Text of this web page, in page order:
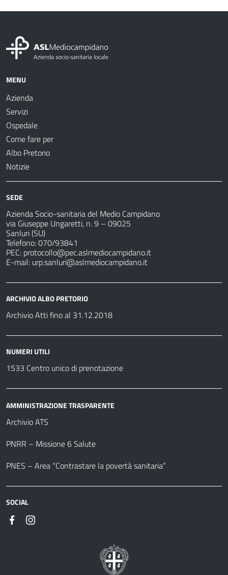
MENU
Azienda
Servizi
Ospedale
Come fare per
Albo Pretorio
Notizie
SEDE
Azienda Socio-sanitaria del Medio Campidano
via Giuseppe Ungaretti, n. 9 – 09025
Sanluri (SU)
Telefono: 070/93841
PEC: protocollo@pec.aslmediocampidano.it
E-mail: urp.sanluri@aslmediocampidano.it
ARCHIVIO ALBO PRETORIO
Archivio Atti fino al 31.12.2018
NUMERI UTILI
1533 Centro unico di prenotazione
AMMINISTRAZIONE TRASPARENTE
Archivio ATS
PNRR – Missione 6 Salute
PNES – Area “Contrastare la povertà sanitaria”
SOCIAL